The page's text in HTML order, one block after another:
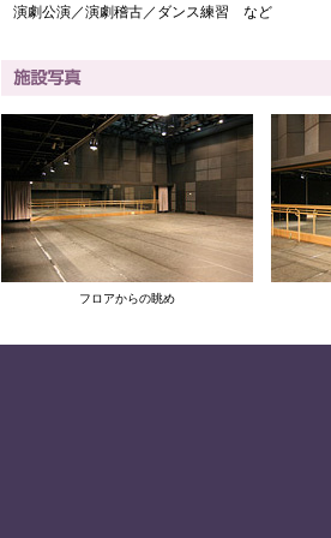
演劇公演／演劇稽古／ダンス練習 など
フロアからの眺め